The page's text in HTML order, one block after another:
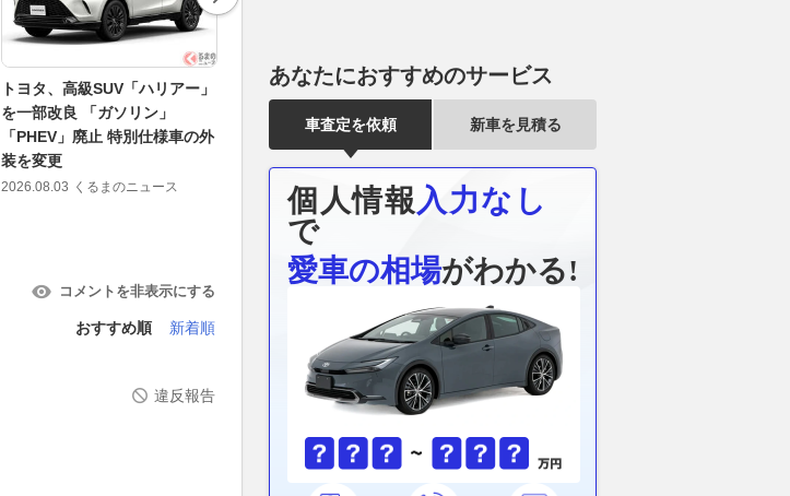
トヨタ、高級SUV「ハリアー」
を一部改良 「ガソリン」
「PHEV」廃止 特別仕様車の外
装を変更
2026.08.03 くるまのニュース
モデリスタからトヨタ「ハリア
ー」特別仕様車「“Night
Shade”」専用「カスタマイズ
2026.08.05 くるまのニュース
トヨタ「カローラクロス」一部
改良モデル発売 注文多数で
「GR SPORT」は受注停止に
2026.08.03
コメントを非表示にする
おすすめ順 新着順
違反報告
あなたにおすすめのサービス
車査定を依頼 新車を見積る
個人情報 入力なし
で
愛車の相場がわかる!